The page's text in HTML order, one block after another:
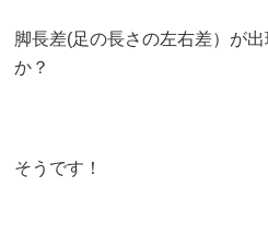
脚長差(足の長さの左右差）が
か？
そうです！